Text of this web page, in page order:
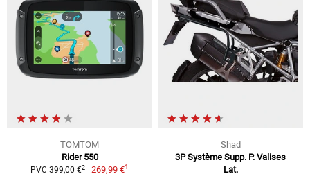
TOMTOM
Rider 550
PVC 399,00 €2 269,99 €1
Shad
3P Système Supp. P. Valises
Lat.